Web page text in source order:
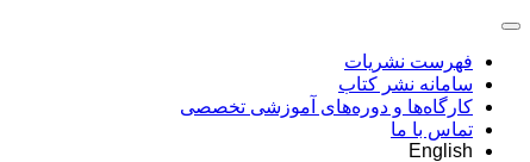
فهرست نشریات
سامانه نشر کتاب
کارگاه‌ها و دوره‌های آموزشی تخصصی
تماس با ما
English